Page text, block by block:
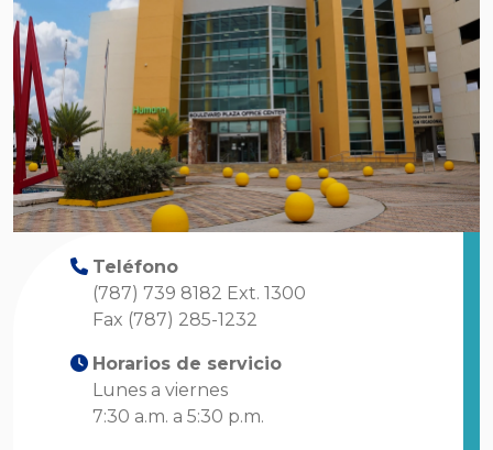
Teléfono
(787) 739 8182 Ext. 1300
Fax (787) 285-1232
Horarios de servicio
Lunes a viernes
7:30 a.m. a 5:30 p.m.